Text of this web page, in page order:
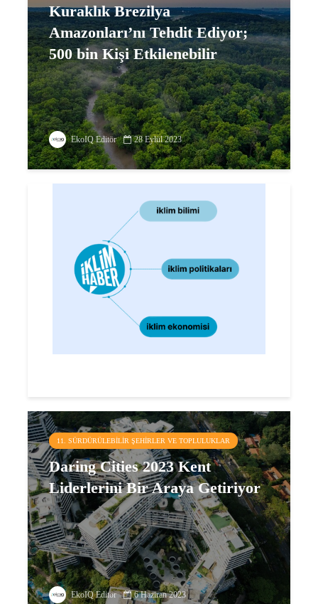
Kuraklık Brezilya
Amazonları’nı Tehdit Ediyor;
500 bin Kişi Etkilenebilir
EkoIQ Editör 28 Eylül 2023
11. SÜRDÜRÜLEBILIR ŞEHIRLER VE TOPLULUKLAR
Daring Cities 2023 Kent
Liderlerini Bir Araya Getiriyor
EkoIQ Editör 6 Haziran 2023